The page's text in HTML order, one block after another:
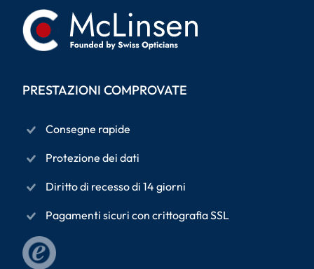
PRESTAZIONI COMPROVATE
Consegne rapide
Protezione dei dati
Diritto di recesso di 14 giorni
Pagamenti sicuri con crittografia SSL